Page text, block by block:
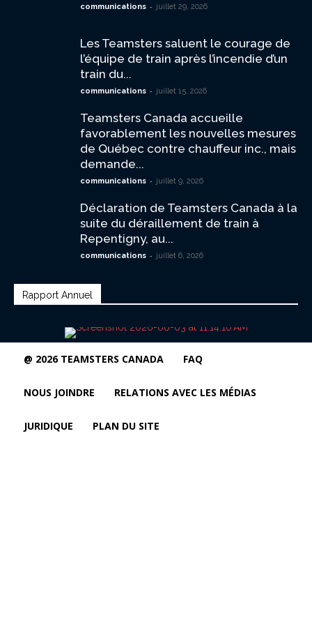
communications - juillet 29, 2026
Les Teamsters saluent le courage de
l’équipe de train après l’incendie d’un
train du...
communications - juillet 15, 2026
Teamsters Canada accueille
favorablement les nouvelles mesures
de Québec contre chauffeur inc., mais
demande...
communications - juillet 9, 2026
Déclaration de Teamsters Canada à la
suite du déraillement de train à
Repentigny, au...
communications - juillet 6, 2026
Rapport Annuel
@ 2026 TEAMSTERS CANADA FAQ
NOUS JOINDRE RELATIONS AVEC LES MÉDIAS
JURIDIQUE PLAN DU SITE